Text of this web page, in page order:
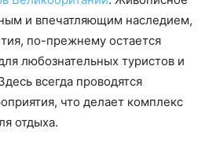
и впечатляющим наследием,
по-прежнему остается
любознательных туристов и
всегда проводятся
что делает комплекс
отдыха.